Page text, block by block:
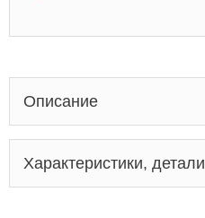
Описание
Характеристики, детали